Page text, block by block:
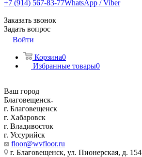
+7 (914) 567-83-77WhatsApp / Viber
Заказать звонок
Задать вопрос
Войти
Корзина0
Избранные товары0
Ваш город
Благовещенск
г. Благовещенск
г. Хабаровск
г. Владивосток
г. Уссурийск
floor@wvfloor.ru
г. Благовещенск, ул. Пионерская, д. 154